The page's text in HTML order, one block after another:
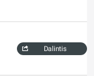
Dalintis